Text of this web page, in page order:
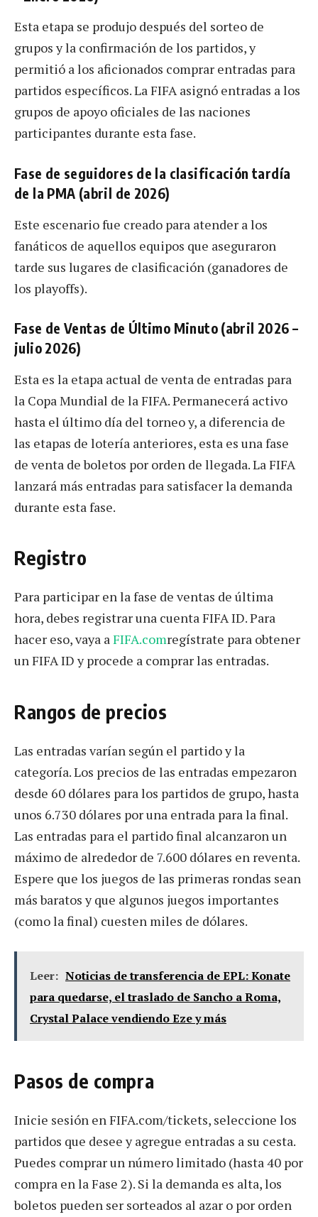
Esta etapa se produjo después del sorteo de
grupos y la confirmación de los partidos, y
permitió a los aficionados comprar entradas para
partidos específicos. La FIFA asignó entradas a los
grupos de apoyo oficiales de las naciones
participantes durante esta fase.
Fase de seguidores de la clasificación tardía
de la PMA (abril de 2026)
Este escenario fue creado para atender a los
fanáticos de aquellos equipos que aseguraron
tarde sus lugares de clasificación (ganadores de
los playoffs).
Fase de Ventas de Último Minuto (abril 2026 –
julio 2026)
Esta es la etapa actual de venta de entradas para
la Copa Mundial de la FIFA. Permanecerá activo
hasta el último día del torneo y, a diferencia de
las etapas de lotería anteriores, esta es una fase
de venta de boletos por orden de llegada. La FIFA
lanzará más entradas para satisfacer la demanda
durante esta fase.
Registro
Para participar en la fase de ventas de última
hora, debes registrar una cuenta FIFA ID. Para
hacer eso, vaya aFIFA.comregístrate para obtener
un FIFA ID y procede a comprar las entradas.
Rangos de precios
Las entradas varían según el partido y la
categoría. Los precios de las entradas empezaron
desde 60 dólares para los partidos de grupo, hasta
unos 6.730 dólares por una entrada para la final.
Las entradas para el partido final alcanzaron un
máximo de alrededor de 7.600 dólares en reventa.
Espere que los juegos de las primeras rondas sean
más baratos y que algunos juegos importantes
(como la final) cuesten miles de dólares.
Leer: Noticias de transferencia de EPL: Konate
para quedarse, el traslado de Sancho a Roma,
Crystal Palace vendiendo Eze y más
Pasos de compra
Inicie sesión en FIFA.com/tickets, seleccione los
partidos que desee y agregue entradas a su cesta.
Puedes comprar un número limitado (hasta 40 por
compra en la Fase 2). Si la demanda es alta, los
boletos pueden ser sorteados al azar o por orden